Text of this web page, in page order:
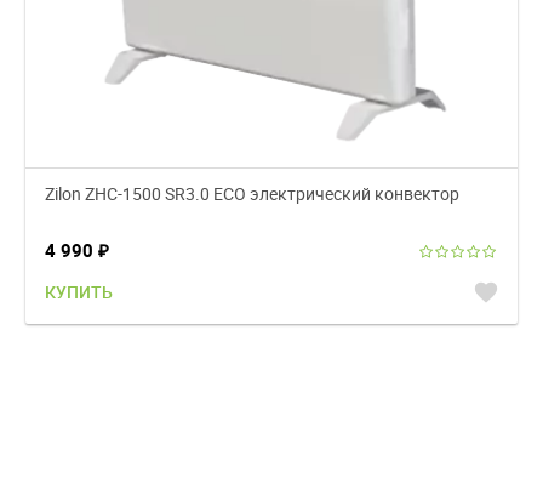
Zilon ZHC-1500 SR3.0 ECO электрический конвектор
4 990 ₽
КУПИТЬ favorite